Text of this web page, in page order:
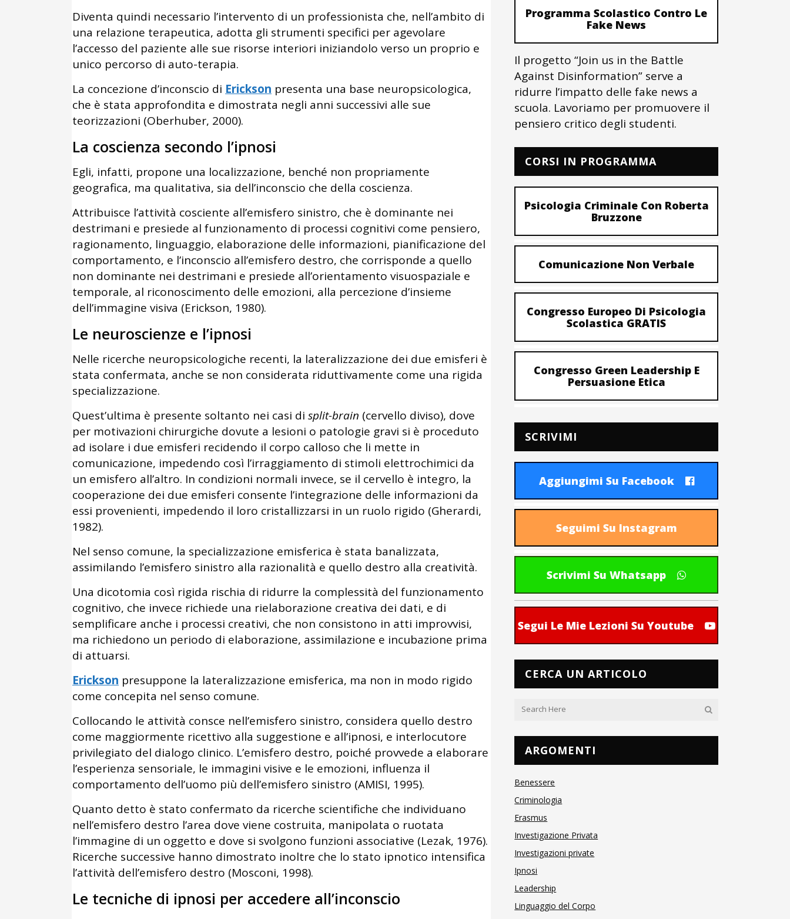
Diventa quindi necessario l’intervento di un professionista che, nell’ambito di
una relazione terapeutica, adotta gli strumenti specifici per agevolare
l’accesso del paziente alle sue risorse interiori iniziandolo verso un proprio e
unico percorso di auto-terapia.
La concezione d’inconscio di Erickson presenta una base neuropsicologica,
che è stata approfondita e dimostrata negli anni successivi alle sue
teorizzazioni (Oberhuber, 2000).
La coscienza secondo l’ipnosi
Egli, infatti, propone una localizzazione, benché non propriamente
geografica, ma qualitativa, sia dell’inconscio che della coscienza.
Attribuisce l’attività cosciente all’emisfero sinistro, che è dominante nei
destrimani e presiede al funzionamento di processi cognitivi come pensiero,
ragionamento, linguaggio, elaborazione delle informazioni, pianificazione del
comportamento, e l’inconscio all’emisfero destro, che corrisponde a quello
non dominante nei destrimani e presiede all’orientamento visuospaziale e
temporale, al riconoscimento delle emozioni, alla percezione d’insieme
dell’immagine visiva (Erickson, 1980).
Le neuroscienze e l’ipnosi
Nelle ricerche neuropsicologiche recenti, la lateralizzazione dei due emisferi è
stata confermata, anche se non considerata riduttivamente come una rigida
specializzazione.
Quest’ultima è presente soltanto nei casi di split-brain (cervello diviso), dove
per motivazioni chirurgiche dovute a lesioni o patologie gravi si è proceduto
ad isolare i due emisferi recidendo il corpo calloso che li mette in
comunicazione, impedendo così l’irraggiamento di stimoli elettrochimici da
un emisfero all’altro. In condizioni normali invece, se il cervello è integro, la
cooperazione dei due emisferi consente l’integrazione delle informazioni da
essi provenienti, impedendo il loro cristallizzarsi in un ruolo rigido (Gherardi,
1982).
Nel senso comune, la specializzazione emisferica è stata banalizzata,
assimilando l’emisfero sinistro alla razionalità e quello destro alla creatività.
Una dicotomia così rigida rischia di ridurre la complessità del funzionamento
cognitivo, che invece richiede una rielaborazione creativa dei dati, e di
semplificare anche i processi creativi, che non consistono in atti improvvisi,
ma richiedono un periodo di elaborazione, assimilazione e incubazione prima
di attuarsi.
Erickson presuppone la lateralizzazione emisferica, ma non in modo rigido
come concepita nel senso comune.
Collocando le attività consce nell’emisfero sinistro, considera quello destro
come maggiormente ricettivo alla suggestione e all’ipnosi, e interlocutore
privilegiato del dialogo clinico. L’emisfero destro, poiché provvede a elaborare
l’esperienza sensoriale, le immagini visive e le emozioni, influenza il
comportamento dell’uomo più dell’emisfero sinistro (AMISI, 1995).
Quanto detto è stato confermato da ricerche scientifiche che individuano
nell’emisfero destro l’area dove viene costruita, manipolata o ruotata
l’immagine di un oggetto e dove si svolgono funzioni associative (Lezak, 1976).
Ricerche successive hanno dimostrato inoltre che lo stato ipnotico intensifica
l’attività dell’emisfero destro (Mosconi, 1998).
Le tecniche di ipnosi per accedere all’inconscio
Programma Scolastico Contro Le
Fake News
Il progetto “Join us in the Battle
Against Disinformation” serve a
ridurre l’impatto delle fake news a
scuola. Lavoriamo per promuovere il
pensiero critico degli studenti.
CORSI IN PROGRAMMA
Psicologia Criminale Con Roberta
Bruzzone
Comunicazione Non Verbale
Congresso Europeo Di Psicologia
Scolastica GRATIS
Congresso Green Leadership E
Persuasione Etica
SCRIVIMI
Aggiungimi Su Facebook
Seguimi Su Instagram
Scrivimi Su Whatsapp
Segui Le Mie Lezioni Su Youtube
CERCA UN ARTICOLO
ARGOMENTI
Benessere
Criminologia
Erasmus
Investigazione Privata
Investigazioni private
Ipnosi
Leadership
Linguaggio del Corpo